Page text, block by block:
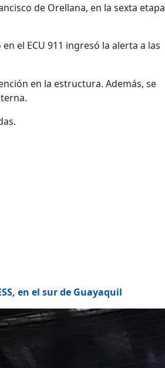
de Orellana, en la sexta etapa
el ECU 911 ingresó la alerta a las
en la estructura. Además, se
en el sur de Guayaquil